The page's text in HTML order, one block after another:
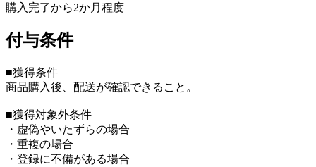
購入完了から2か月程度
付与条件
■獲得条件
商品購入後、配送が確認できること。
■獲得対象外条件
・虚偽やいたずらの場合
・重複の場合
・登録に不備がある場合